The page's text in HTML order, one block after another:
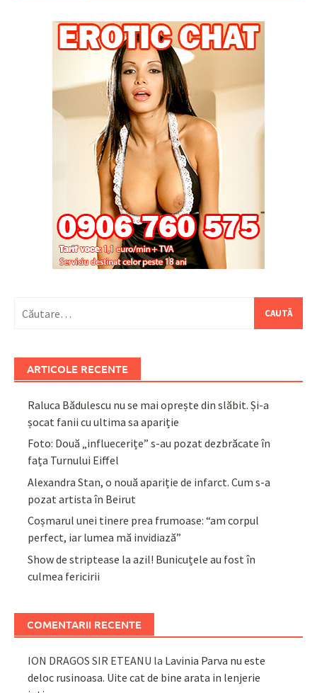
după:
ARTICOLE RECENTE
Raluca Bădulescu nu se mai oprește din slăbit. Și-a
șocat fanii cu ultima sa apariție
Foto: Două „influecerițe” s-au pozat dezbrăcate în
fața Turnului Eiffel
Alexandra Stan, o nouă apariție de infarct. Cum s-a
pozat artista în Beirut
Coșmarul unei tinere prea frumoase: “am corpul
perfect, iar lumea mă invidiază”
Show de striptease la azil! Bunicuțele au fost în
culmea fericirii
COMENTARII RECENTE
ION DRAGOS SIR ETEANU la Lavinia Parva nu este
deloc rusinoasa. Uite cat de bine arata in lenjerie